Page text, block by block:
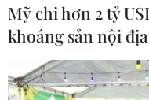
Mỹ chi hơn 2 tỷ
khoáng sản nội địa